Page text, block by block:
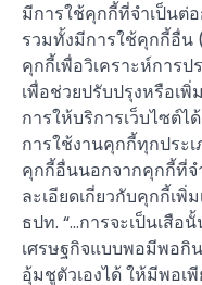
มีการใช้คุกกี้ที่จำเป็นต่
รวมทั้งมีการใช้คุกกี้อื่น
คุกกี้เพื่อวิเคราะห์การ
เพื่อช่วยปรับปรุงหรือเ
การให้บริการเว็บไซต์
การใช้งานคุกกี้ทุกประ
คุกกี้อื่นนอกจากคุกกี้ที่จ
ละเอียดเกี่ยวกับคุกกี้เพิ่
ธปท. “…การจะเป็นเสื
เศรษฐกิจแบบพอมีพอ
อุ้มชูตัวเองได้ ให้มีพอเ